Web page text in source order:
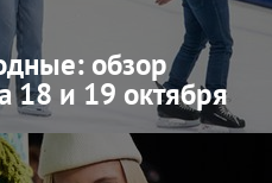
обзор
18 и 19 октября